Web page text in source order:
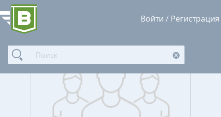
Войти / Регистрация